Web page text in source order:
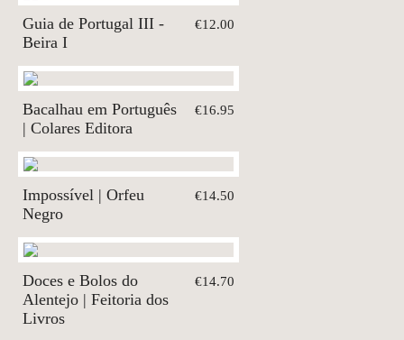
Guia de Portugal III -
Beira I
€12.00
Bacalhau em Português
| Colares Editora
€16.95
Impossível | Orfeu
Negro
€14.50
Doces e Bolos do
Alentejo | Feitoria dos
Livros
€14.70